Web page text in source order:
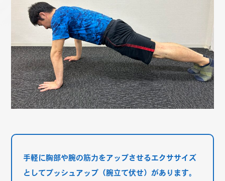
手軽に胸部や腕の筋力をアップさせるエクササイズ
としてプッシュアップ（腕立て伏せ）があります。